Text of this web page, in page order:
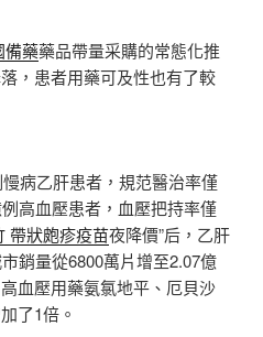
備藥藥品帶量采購的常態化推
，患者用藥可及性也有了較
病乙肝患者，規范醫治率僅
例高血壓患者，血壓把持率僅
帶狀皰疹疫苗夜降價”后，乙肝
銷量從6800萬片增至2.07億
血壓用藥氨氯地平、厄貝沙
了1倍。